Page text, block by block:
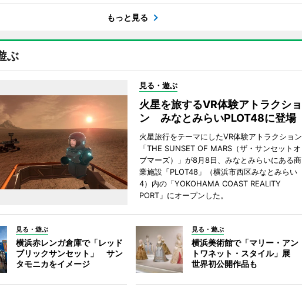
もっと見る
ぶ
見る・遊ぶ
火星を旅するVR体験アトラクショ
ン みなとみらいPLOT48に登場
火星旅行をテーマにしたVR体験アトラクション
「THE SUNSET OF MARS（ザ・サンセットオ
ブマーズ）」が8月8日、みなとみらいにある商
業施設「PLOT48」（横浜市西区みなとみらい
4）内の「YOKOHAMA COAST REALITY
PORT」にオープンした。
見る・遊ぶ
横浜赤レンガ倉庫で「レッド
ブリックサンセット」 サン
タモニカをイメージ
見る・遊ぶ
横浜美術館で「マリー・アン
トワネット・スタイル」展
世界初公開作品も